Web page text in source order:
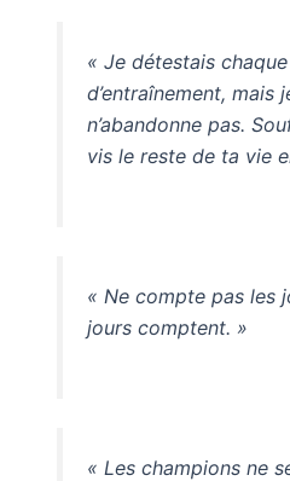
« Je détestais
d’entraînement, mais
n’abandonne pas.
vis le reste de ta vie
« Ne compte pas les
jours comptent. »
« Les champions ne